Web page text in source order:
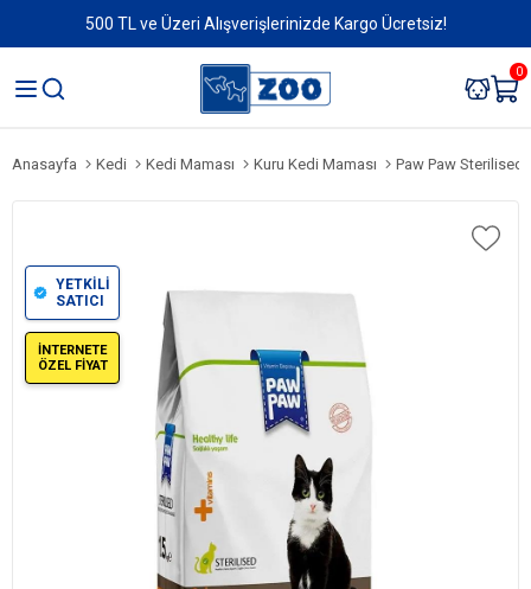
500 TL ve Üzeri Alışverişlerinizde Kargo Ücretsiz!
0
Anasayfa Kedi Kedi Maması Kuru Kedi Maması Paw Paw Sterilised
YETKİLİ
SATICI
İNTERNETE
ÖZEL FİYAT